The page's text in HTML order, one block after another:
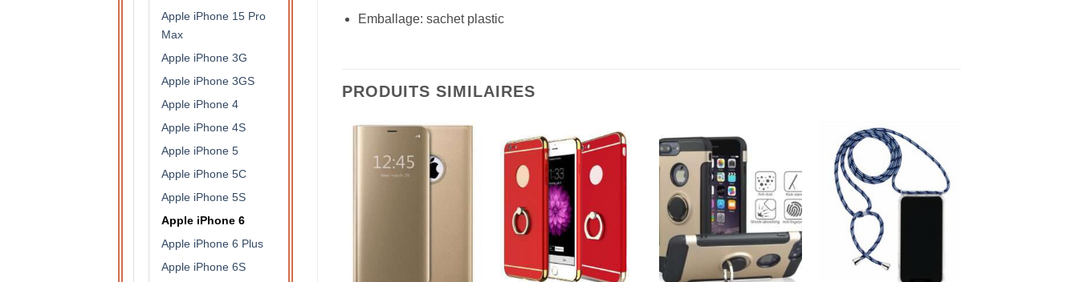
Apple iPhone 15 Pro
Max
Apple iPhone 3G
Apple iPhone 3GS
Apple iPhone 4
Apple iPhone 4S
Apple iPhone 5
Apple iPhone 5C
Apple iPhone 5S
Apple iPhone 6
Apple iPhone 6 Plus
Apple iPhone 6S
Emballage: sachet plastic
PRODUITS SIMILAIRES